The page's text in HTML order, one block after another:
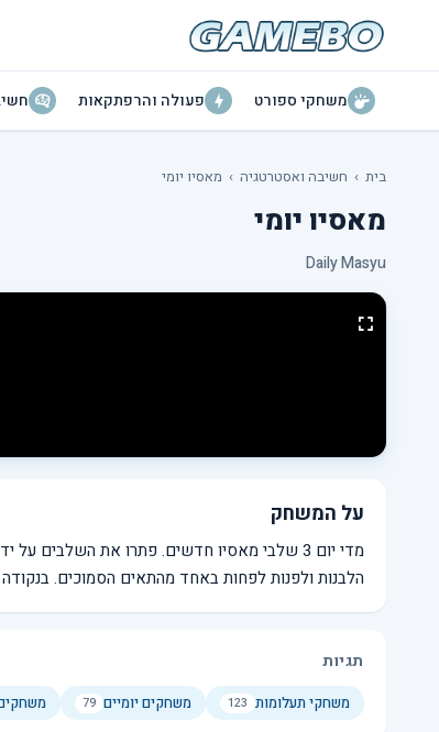
משחקי ספורט פעולה והרפתקאות
בית › חשיבה ואסטרטגיה › מאסיו יומי
מאסיו יומי
Daily Masyu
על המשחק
מדי יום 3 שלבי מאסיו חדשים. פתרו את
הלבנות ולפנות לפחות באחד מהתאים הסמוכים.
תגיות
משחקי תעלומות 123 משחקים יומיים 79